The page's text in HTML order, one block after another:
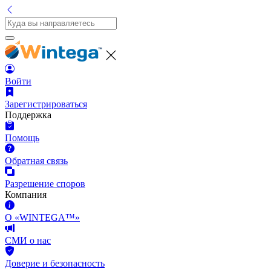
Войти
Зарегистрироваться
Поддержка
Помощь
Обратная связь
Разрешение споров
Компания
О «WINTEGA™»
СМИ о нас
Доверие и безопасность